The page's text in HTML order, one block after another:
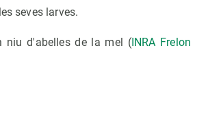
seves larves.
niu d'abelles de la mel (INRA Frelon